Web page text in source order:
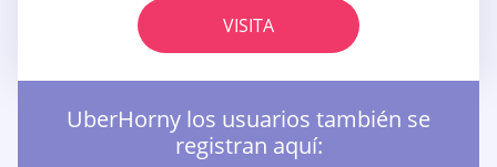
VISITA
UberHorny los usuarios también se
registran aquí: